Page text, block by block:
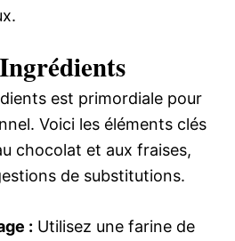
est primordiale pour
Voici les éléments clés
chocolat et aux fraises,
de substitutions.
: Utilisez une farine de